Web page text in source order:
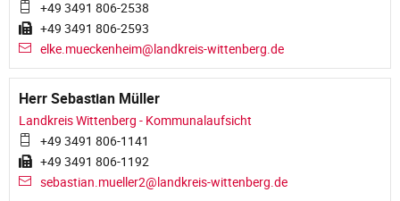
+49 3491 806-2538
+49 3491 806-2593
elke.mueckenheim@landkreis-wittenberg.de
Herr Sebastian Müller
Landkreis Wittenberg - Kommunalaufsicht
+49 3491 806-1141
+49 3491 806-1192
sebastian.mueller2@landkreis-wittenberg.de